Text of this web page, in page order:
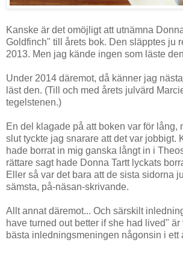
Kanske är det omöjligt att utnämna
Goldfinch" till årets bok. Den släpptes ju
2013. Men jag kände ingen som läste
Under 2014 däremot, då känner jag
läst den. (Till och med årets julvärd
tegelstenen.)
En del klagade på att boken var för lång,
slut tyckte jag snarare att det var jobbigt.
hade borrat in mig ganska långt in i
rättare sagt hade Donna Tartt lyckats
Eller så var det bara att de sista sidorna
sämsta, på-näsan-skrivande.
Allt annat däremot... Och särskilt
have turned out better if she had lived"
bästa inledningsmeningen någonsin i ett